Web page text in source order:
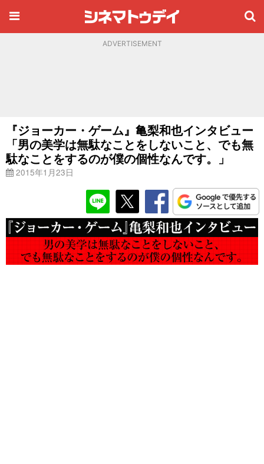
ADVERTISEMENT
『ジョーカー・ゲーム』亀梨和也インタビュー
「男の美学は無駄なことをしないこと、でも無
駄なことをするのが僕の個性なんです。」
2015年1月23日